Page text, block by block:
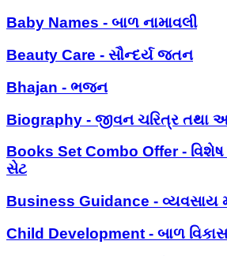
Baby Names - બાળ નામાવલી
Beauty Care - સૌન્દર્ય જતન
Bhajan - ભજન
Biography - જીવન ચરિત્ર તથા
Books Set Combo Offer - વિશેષ
સેટ
Business Guidance - વ્યવસાય
Child Development - બાળ વિકાસ